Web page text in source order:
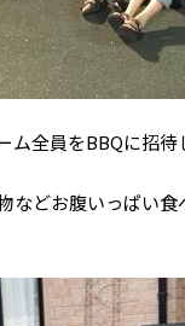
全員をBBQに招待
どお腹いっぱい食